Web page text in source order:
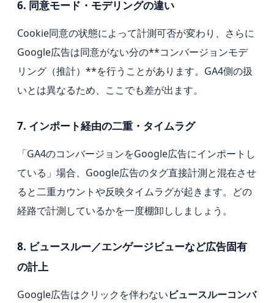
6. 同意モード・モデリングの違い
Cookie同意の状態によって計測可否が変わり、さらに
Google広告は同意がない分の**コンバージョンモデ
リング（推計）**を行うことがあります。GA4側の扱
いとは異なるため、ここでも差が出ます。
7. インポート経由の二重・タイムラグ
「GA4のコンバージョンをGoogle広告にインポートし
ている」場合、Google広告のタグ直接計測と混在させ
ると二重カウントや反映タイムラグが起きます。どの
経路で計測しているかを一度棚卸ししましょう。
8. ビュースルー／エンゲージビューなど広告固有
の計上
Google広告はクリックを伴わないビュースルーコンバ